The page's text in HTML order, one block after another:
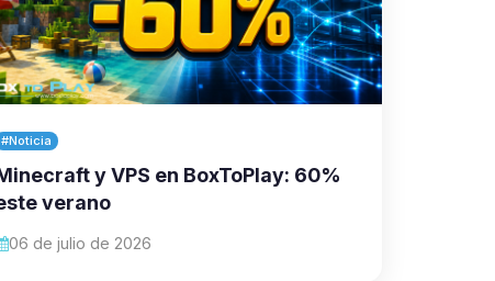
#Noticia
y VPS en BoxToPlay: 60%
verano
06 de julio de 2026